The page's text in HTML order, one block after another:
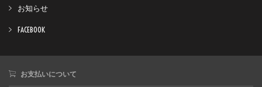
お知らせ
FACEBOOK
お支払いについて